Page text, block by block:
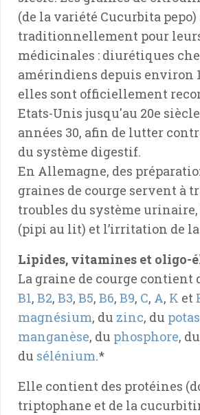
(de la variété Cucurbita
traditionnellement pour
médicinales : diurétiques
amérindiens depuis environ
elles sont officiellement
Etats-Unis jusqu'au 20e
années 30, afin de lutter
du système digestif.
En Allemagne, des
graines de courge servent à
troubles du système urinaire,
(pipi au lit) et l’irritation de la
Lipides, vitamines et oligo-
La graine de courge contient
B1, B2, B3, B5, B6, B9, C, A, K et
magnésium, du zinc, du
manganèse, du phosphore, du
du sélénium.*
Elle contient des protéines
triptophane et de la